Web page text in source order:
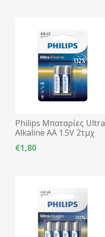
Philips Μπαταρίες Ultra
Alkaline AA 1.5V 2τμχ
LR6
€1,80